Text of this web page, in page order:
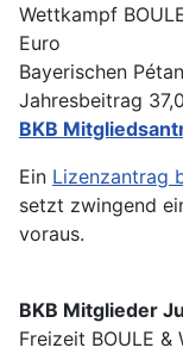
Wettkampf
Euro
Bayerischen
Jahresbeitrag
BKB
Ein Lizenzantrag
setzt zwingend
voraus.
BKB Mitglieder
Freizeit BOULE &